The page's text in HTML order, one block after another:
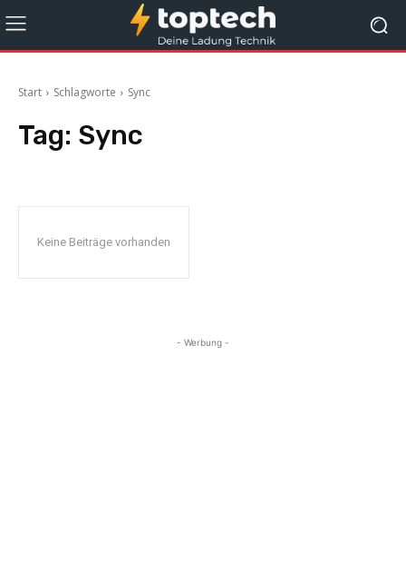
Start Schlagworte Sync
Tag: Sync
Keine Beiträge vorhanden
- Werbung -